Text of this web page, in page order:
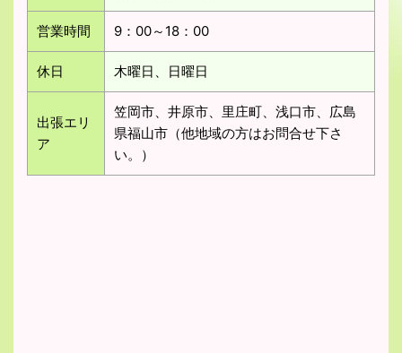
営業時間 9：00～18：00
休日 木曜日、日曜日
出張エリ
ア
笠岡市、井原市、里庄町、浅口市、広島
県福山市（他地域の方はお問合せ下さ
い。）